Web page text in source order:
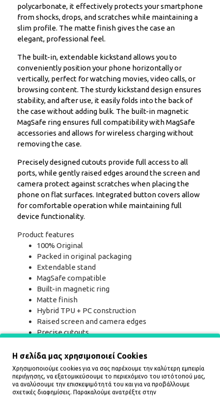
polycarbonate, it effectively protects your smartphone
from shocks, drops, and scratches while maintaining a
slim profile. The matte finish gives the case an
elegant, professional feel.
The built-in, extendable kickstand allows you to
conveniently position your phone horizontally or
vertically, perfect for watching movies, video calls, or
browsing content. The sturdy kickstand design ensures
stability, and after use, it easily folds into the back of
the case without adding bulk. The built-in magnetic
MagSafe ring ensures full compatibility with MagSafe
accessories and allows for wireless charging without
removing the case.
Precisely designed cutouts provide full access to all
ports, while gently raised edges around the screen and
camera protect against scratches when placing the
phone on flat surfaces. Integrated button covers allow
for comfortable operation while maintaining full
device functionality.
Product features
100% Original
Packed in original packaging
Extendable stand
MagSafe compatible
Built-in magnetic ring
Matte finish
Hybrid TPU + PC construction
Raised screen and camera edges
Precise cutouts
Specification Model MagRack MagSafe Type Hybrid
case with stand Material TPU + PC Finish Matte
MagSafe Yes Stand Yes Color Matte Black Compatibility
Samsung Galaxy S26+ Plus The set includes
Η σελίδα μας χρησιμοποιεί Cookies
Χρησιμοποιούμε cookies για να σας παρέχουμε την καλύτερη εμπειρία
περιήγησης, να εξατομικεύσουμε το περιεχόμενο του ιστότοπού μας,
να αναλύσουμε την επισκεψιμότητά του και για να προβάλλουμε
σχετικές διαφημίσεις. Παρακαλούμε ανατρέξτε στην